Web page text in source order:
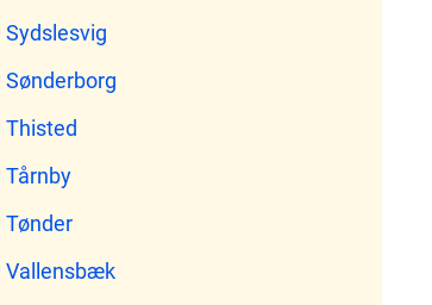
Sydslesvig
Sønderborg
Thisted
Tårnby
Tønder
Vallensbæk